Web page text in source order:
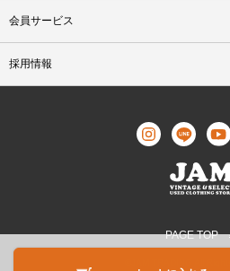
会員サービス
採用情報
PAGE TOP